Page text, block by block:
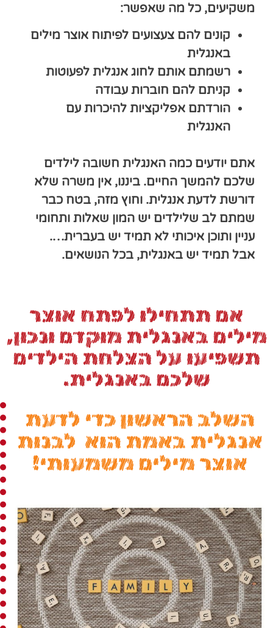
משקיעים, כל מה שאפשר:
קונים להם צעצועים לפיתוח אוצר מילים
באנגלית
רשמתם אותם לחוג אנגלית לפעוטות
קניתם להם חוברות עבודה
הורדתם אפליקציות להיכרות עם
האנגלית
אתם יודעים כמה האנגלית חשובה לילדים
שלכם להמשך החיים. ביננו, אין משרה שלא
דורשת לדעת אנגלית. וחוץ מזה, בטח כבר
שמתם לב שלילדים יש המון שאלות ותחומי
עניין ותוכן איכותי לא תמיד יש בעברית….
אבל תמיד יש באנגלית, בכל הנושאים.
אם תתחילו לפתח אוצר
מילים באנגלית מוקדם ונכון,
תשפיעו על הצלחת הילדים
שלכם באנגלית.
השלב הראשון כדי לדעת
אנגלית באמת הוא לבנות
אוצר מילים משמעותי!